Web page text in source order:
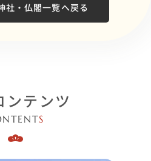
社・仏閣一覧へ戻る
ンテンツ
S